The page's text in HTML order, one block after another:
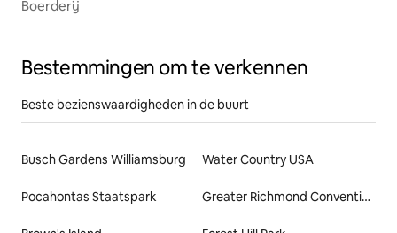
Boerderij
Bestemmingen om te verkennen
Beste bezienswaardigheden in de buurt
Busch Gardens Williamsburg Water Country USA
Pocahontas Staatspark Greater Richmond Convention Center